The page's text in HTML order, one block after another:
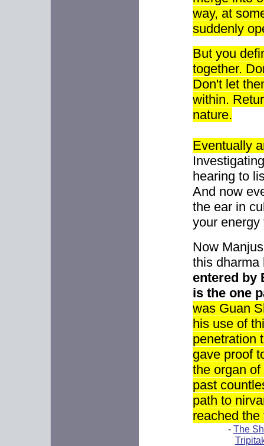
way, at
suddenly
But you
together.
Don't let
within.
nature.
Eventually
hearing to
And now
the ear in
your energy
Now
this
entered by
is the one
was Guan
his use of
penetration
gave proof
the organ
past
path to
reached
- The